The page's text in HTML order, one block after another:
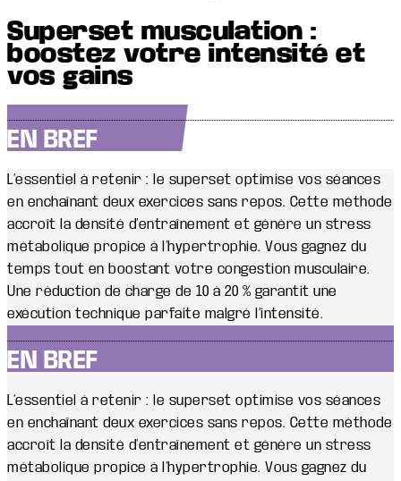
Superset musculation :
boostez votre intensité et
vos gains
EN BREF
L’essentiel à retenir : le superset optimise vos séances
en enchaînant deux exercices sans repos. Cette méthode
accroît la densité d’entraînement et génère un stress
métabolique propice à l’hypertrophie. Vous gagnez du
temps tout en boostant votre congestion musculaire.
Une réduction de charge de 10 à 20 % garantit une
exécution technique parfaite malgré l’intensité.
EN BREF
L’essentiel à retenir : le superset optimise vos séances
en enchaînant deux exercices sans repos. Cette méthode
accroît la densité d’entraînement et génère un stress
métabolique propice à l’hypertrophie. Vous gagnez du